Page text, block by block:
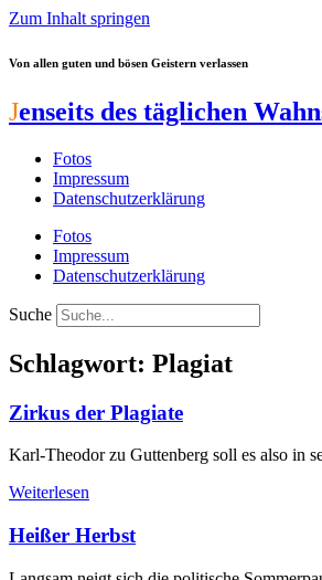
Zum Inhalt springen
Von allen guten und bösen Geistern verlassen
Jenseits des täglichen
Fotos
Impressum
Datenschutzerklärung
Fotos
Impressum
Datenschutzerklärung
Suche
Schlagwort: Plagiat
Zirkus der Plagiate
Karl-Theodor zu Guttenberg soll es also in
Weiterlesen
Heißer Herbst